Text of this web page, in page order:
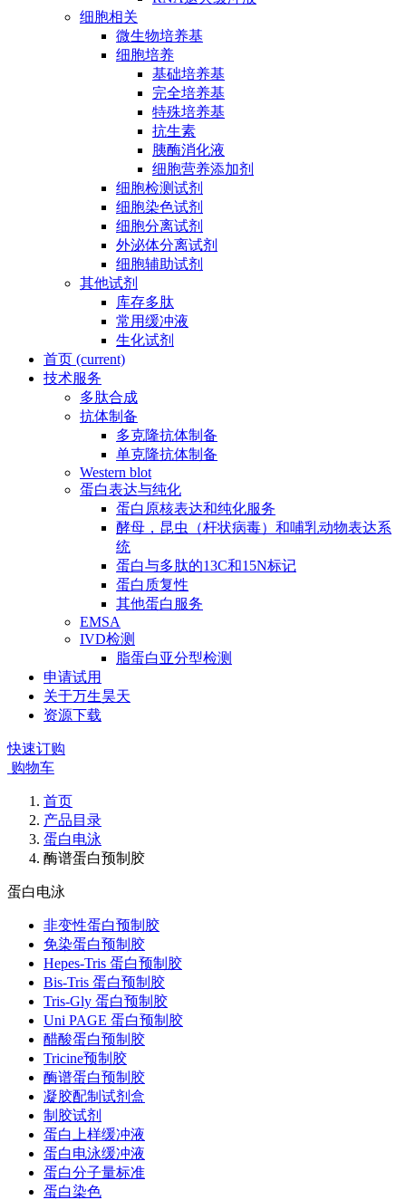
细胞相关
微生物培养基
细胞培养
基础培养基
完全培养基
特殊培养基
抗生素
胰酶消化液
细胞营养添加剂
细胞检测试剂
细胞染色试剂
细胞分离试剂
外泌体分离试剂
细胞辅助试剂
其他试剂
库存多肽
常用缓冲液
生化试剂
首页 (current)
技术服务
多肽合成
抗体制备
多克隆抗体制备
单克隆抗体制备
Western blot
蛋白表达与纯化
蛋白原核表达和纯化服务
酵母，昆虫（杆状病毒）和哺乳动物表达系
统
蛋白与多肽的13C和15N标记
蛋白质复性
其他蛋白服务
EMSA
IVD检测
脂蛋白亚分型检测
申请试用
关于万生昊天
资源下载
快速订购
购物车
首页
产品目录
蛋白电泳
酶谱蛋白预制胶
蛋白电泳
非变性蛋白预制胶
免染蛋白预制胶
Hepes-Tris 蛋白预制胶
Bis-Tris 蛋白预制胶
Tris-Gly 蛋白预制胶
Uni PAGE 蛋白预制胶
醋酸蛋白预制胶
Tricine预制胶
酶谱蛋白预制胶
凝胶配制试剂盒
制胶试剂
蛋白上样缓冲液
蛋白电泳缓冲液
蛋白分子量标准
蛋白染色